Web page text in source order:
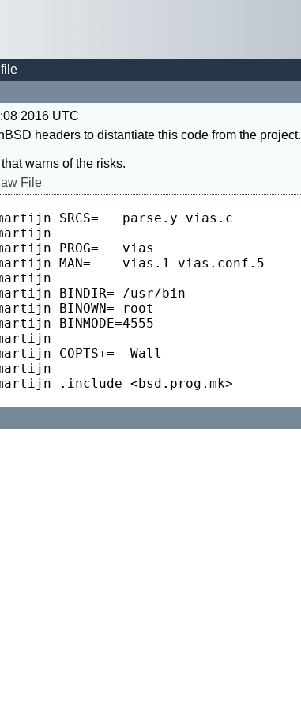
2016 UTC
headers to distantiate this code from the project.
File